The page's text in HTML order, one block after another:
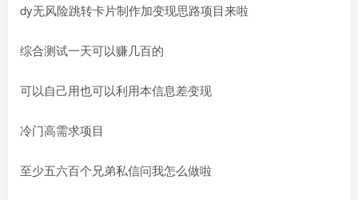
dy无风险跳转卡片制作加变现思路项目来啦
综合测试一天可以赚几百的
可以自己用也可以利用本信息差变现
冷门高需求项目
至少五六百个兄弟私信问我怎么做啦